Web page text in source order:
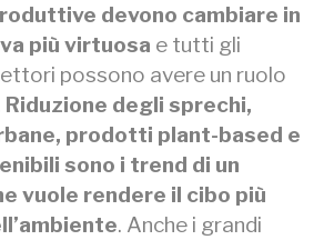
devono cambiare in
più virtuosa e tutti gli
possono avere un ruolo
Riduzione degli sprechi,
prodotti plant-based e
sono i trend di un
vuole rendere il cibo più
. Anche i grandi